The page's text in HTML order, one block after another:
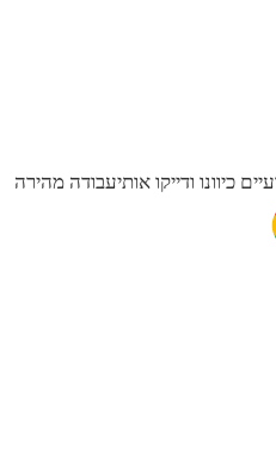
כיוונו ודייקו אותיעבודה מהירה